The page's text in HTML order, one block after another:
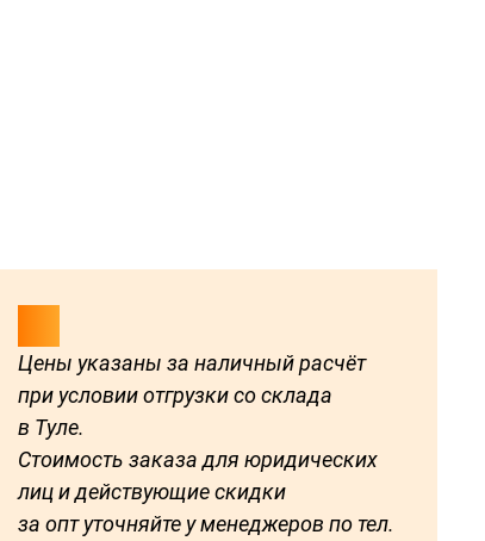
Цены указаны за наличный расчёт
при условии отгрузки со склада
в Туле.
Стоимость заказа для юридических
лиц и действующие скидки
за опт уточняйте у менеджеров по тел.